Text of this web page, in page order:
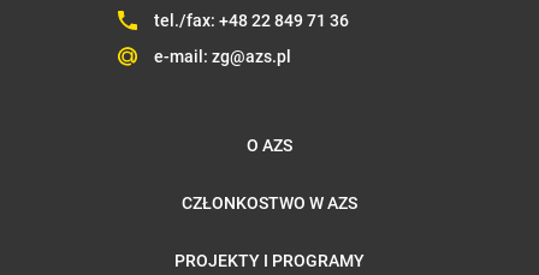
tel./fax: +48 22 849 71 36
e-mail: zg@azs.pl
O AZS
CZŁONKOSTWO W AZS
PROJEKTY I PROGRAMY